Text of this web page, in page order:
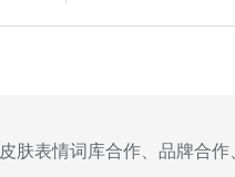
皮肤表情词库合作、品牌合